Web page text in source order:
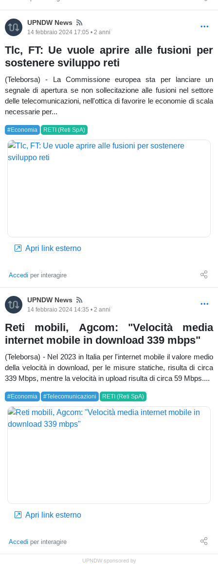
UPNDW News News
14 febbraio 2024 17:05 • 2 anni
Tlc, FT: Ue vuole aprire alle fusioni per
sostenere sviluppo reti
(Teleborsa) - La Commissione europea sta per lanciare un
segnale di apertura se non sollecitazione alle fusioni nel settore
delle telecomunicazioni, nell'ottica di favorire le economie di scala
necessarie per...
#Economia RETI (Reti SpA)
Apri link esterno
Accedi per interagire
UPNDW News News
14 febbraio 2024 14:35 • 2 anni
Reti mobili, Agcom: "Velocità media
internet mobile in download 339 mbps"
(Teleborsa) - Nel 2023 in Italia per l'internet mobile il valore medio
della velocità in download, per le misure statiche, risulta di circa
339 Mbps, mentre la velocità in upload risulta di circa 59 Mbps....
#Economia #Telecomunicazioni RETI (Reti SpA)
Apri link esterno
Accedi per interagire
UPNDW sponsored by